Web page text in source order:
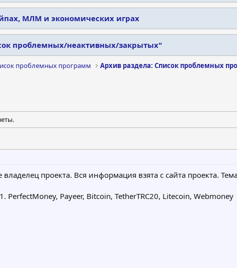
МЛМ и экономических играх
проблемных/неактивных/закрытых"
проблемных программ
проекта. Вся информация взята с сайта проекта.
PerfectMoney, Payeer, Bitcoin, TetherTRC20, Litecoin, Webmoney